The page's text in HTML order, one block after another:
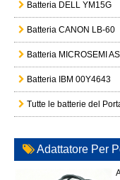
Batteria DELL YM15G
Batteria CANON LB-60
Batteria MICROSEMI
Batteria IBM 00Y4643
Tutte le batterie del
Adattatore Per